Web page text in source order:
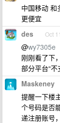
中国移动 和
更便宜
des Oct
@wy7305e
刚刚看了下
部分平台“不
Maskeney
提醒一下楼
个号码是否
递注册账号